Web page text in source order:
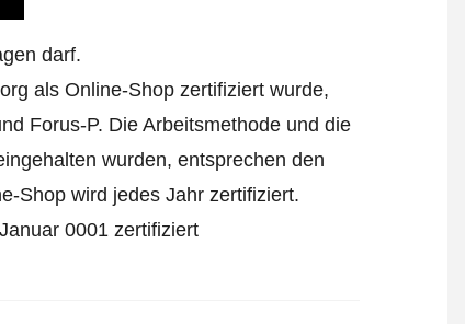
darf.
als Online-Shop zertifiziert wurde,
Forus-P. Die Arbeitsmethode und die
wurden, entsprechen den
Shop wird jedes Jahr zertifiziert.
0001 zertifiziert